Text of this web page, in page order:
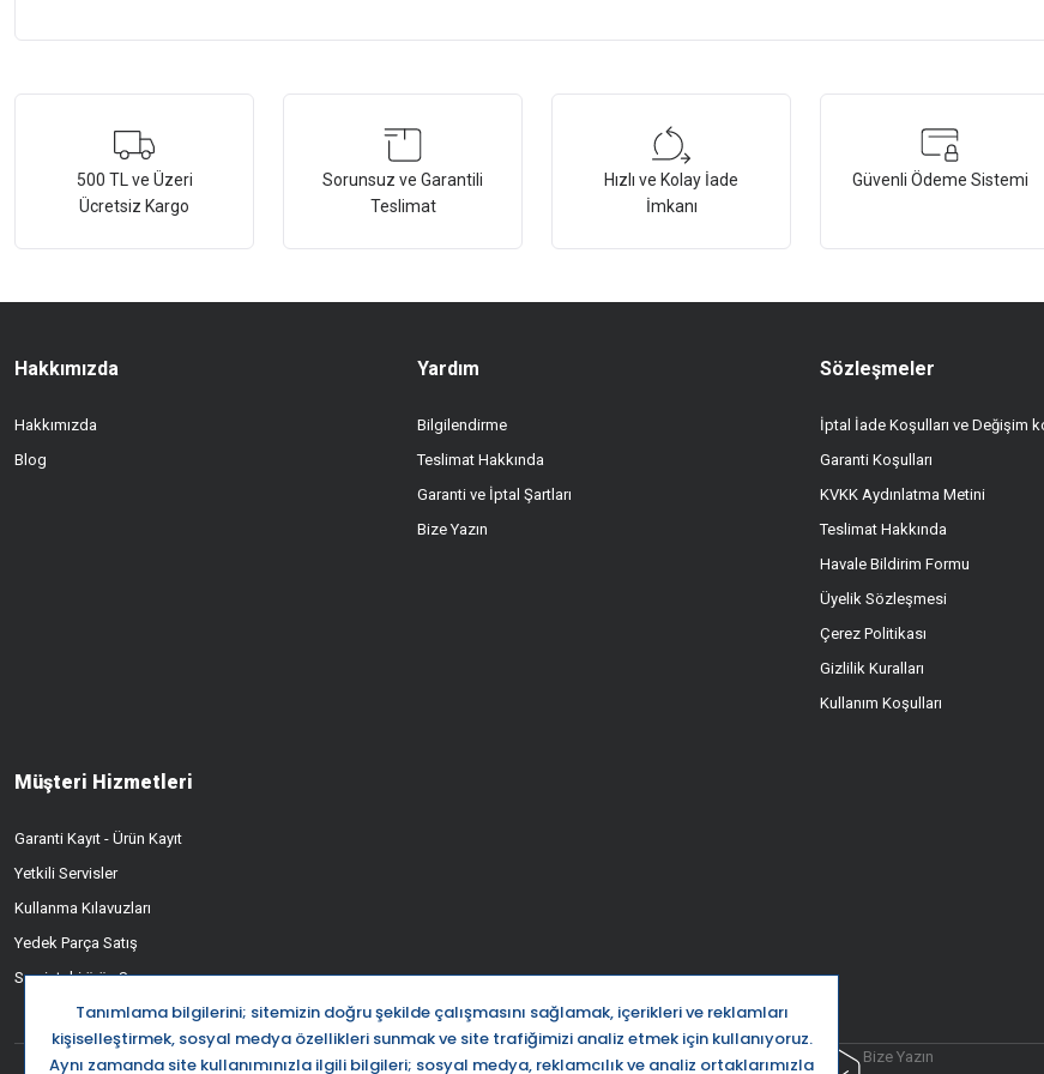
Ürün resmi kalitesiz, bozuk veya görüntülenemiyor.
Ürün açıklamasında eksik bilgiler bulunuyor.
Ürün bilgilerinde hatalar bulunuyor.
Gönder
500 TL ve Üzeri
Ücretsiz Kargo
Sorunsuz ve Garantili
Teslimat
Hızlı ve Kolay İade
İmkanı
Güvenli Ödeme Sistemi
Hakkımızda
Hakkımızda
Blog
Yardım
Bilgilendirme
Teslimat Hakkında
Garanti ve İptal Şartları
Bize Yazın
Sözleşmeler
İptal İade Koşulları ve Değişim
Garanti Koşulları
KVKK Aydınlatma Metini
Teslimat Hakkında
Havale Bildirim Formu
Üyelik Sözleşmesi
Çerez Politikası
Gizlilik Kuralları
Kullanım Koşulları
Müşteri Hizmetleri
Garanti Kayıt - Ürün Kayıt
Yetkili Servisler
Kullanma Kılavuzları
Yedek Parça Satış
Servisteki ürün Sorgusu
Destek Hattı Bize Yazın